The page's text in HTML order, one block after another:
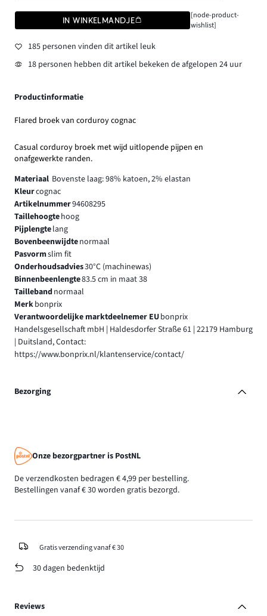
IN WINKELMANDJE
[node-product-
wishlist]
185 personen vinden dit artikel leuk
18 personen hebben dit artikel bekeken de afgelopen 24 uur
Productinformatie
Flared broek van corduroy cognac
Casual corduroy broek met wijd uitlopende pijpen en
onafgewerkte randen.
Materiaal Bovenste laag: 98% katoen, 2% elastan
Kleurcognac
Artikelnummer94608295
Taillehoogtehoog
Pijplengtelang
Bovenbeenwijdtenormaal
Pasvormslim fit
Onderhoudsadvies30°C (machinewas)
Binnenbeenlengte83.5 cm in maat 38
Taillebandnormaal
Merkbonprix
Verantwoordelijke marktdeelnemer EUbonprix
Handelsgesellschaft mbH | Haldesdorfer Straße 61 | 22179 Hamburg
| Duitsland, Contact:
https://www.bonprix.nl/klantenservice/contact/
Bezorging
Onze bezorgpartner is PostNL
De verzendkosten bedragen € 4,99 per bestelling.
Bestellingen vanaf € 30 worden gratis bezorgd.
Gratis verzending vanaf € 30
30 dagen bedenktijd
Reviews